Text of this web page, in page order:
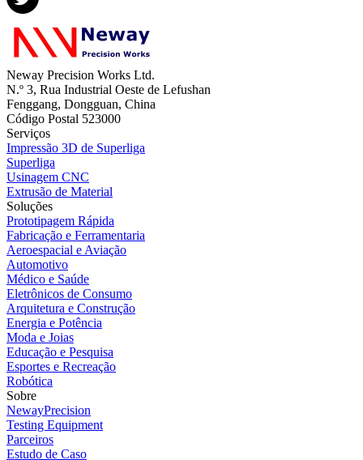
Neway Precision Works Ltd.
N.º 3, Rua Industrial Oeste de Lefushan
Fenggang, Dongguan, China
Código Postal 523000
Serviços
Impressão 3D de Superliga
Superliga
Usinagem CNC
Extrusão de Material
Soluções
Prototipagem Rápida
Fabricação e Ferramentaria
Aeroespacial e Aviação
Automotivo
Médico e Saúde
Eletrônicos de Consumo
Arquitetura e Construção
Energia e Potência
Moda e Joias
Educação e Pesquisa
Esportes e Recreação
Robótica
Sobre
NewayPrecision
Testing Equipment
Parceiros
Estudo de Caso